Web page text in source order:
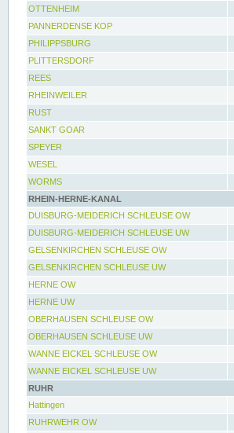
OTTENHEIM
PANNERDENSE KOP
PHILIPPSBURG
PLITTERSDORF
REES
RHEINWEILER
RUST
SANKT GOAR
SPEYER
WESEL
WORMS
RHEIN-HERNE-KANAL
DUISBURG-MEIDERICH SCHLEUSE OW
DUISBURG-MEIDERICH SCHLEUSE UW
GELSENKIRCHEN SCHLEUSE OW
GELSENKIRCHEN SCHLEUSE UW
HERNE OW
HERNE UW
OBERHAUSEN SCHLEUSE OW
OBERHAUSEN SCHLEUSE UW
WANNE EICKEL SCHLEUSE OW
WANNE EICKEL SCHLEUSE UW
RUHR
Hattingen
RUHRWEHR OW